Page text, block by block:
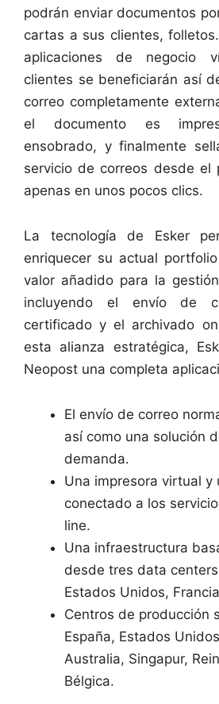
podrán enviar documentos
cartas a sus clientes,
aplicaciones de negocio
clientes se beneficiarán así
correo completamente
el documento es
ensobrado, y finalmente
servicio de correos desde el
apenas en unos pocos clics.
La tecnología de Esker
enriquecer su actual
valor añadido para la
incluyendo el envío de
certificado y el archivado
esta alianza estratégica,
Neopost una completa
El envío de correo
así como una solución
demanda.
Una impresora virtual
conectado a los
line.
Una infraestructura
desde tres data
Estados Unidos,
Centros de producción
España, Estados
Australia, Singapur,
Bélgica.